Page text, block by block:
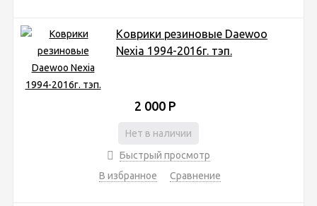
Коврики резиновые Daewoo
Nexia 1994-2016г. тэп.
2 000 Р
Нет в наличии
Быстрый просмотр
В избранное
Сравнение